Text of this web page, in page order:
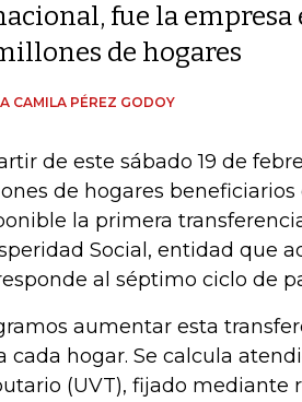
fue la empresa
de hogares
CAMILA PÉREZ GODOY
de este sábado 19 de
de hogares
la primera
Social, entidad que
al séptimo ciclo de
aumentar esta
cada hogar. Se calcula
(UVT), fijado mediante